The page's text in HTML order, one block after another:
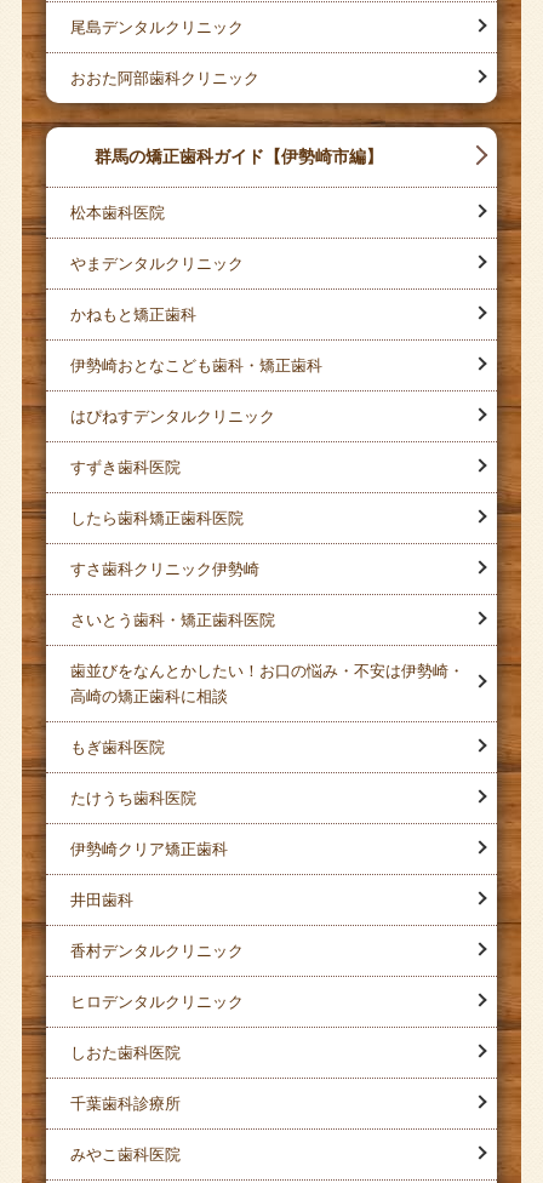
尾島デンタルクリニック
おおた阿部歯科クリニック
群馬の矯正歯科ガイド【伊勢崎市編】
松本歯科医院
やまデンタルクリニック
かねもと矯正歯科
伊勢崎おとなこども歯科・矯正歯科
はぴねすデンタルクリニック
すずき歯科医院
したら歯科矯正歯科医院
すさ歯科クリニック伊勢崎
さいとう歯科・矯正歯科医院
歯並びをなんとかしたい！お口の悩み・不安は伊勢崎・
高崎の矯正歯科に相談
もぎ歯科医院
たけうち歯科医院
伊勢崎クリア矯正歯科
井田歯科
香村デンタルクリニック
ヒロデンタルクリニック
しおた歯科医院
千葉歯科診療所
みやこ歯科医院